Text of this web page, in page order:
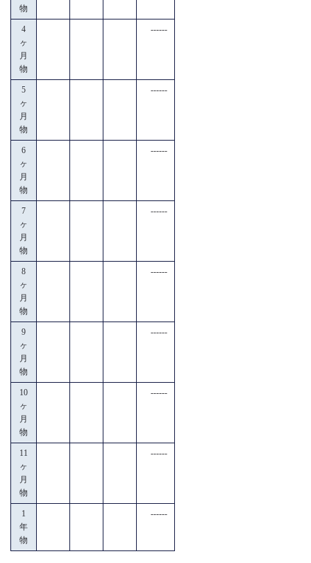
物
4
ヶ
月
物
------
5
ヶ
月
物
------
6
ヶ
月
物
------
7
ヶ
月
物
------
8
ヶ
月
物
------
9
ヶ
月
物
------
10
ヶ
月
物
------
11
ヶ
月
物
------
1
年
物
------